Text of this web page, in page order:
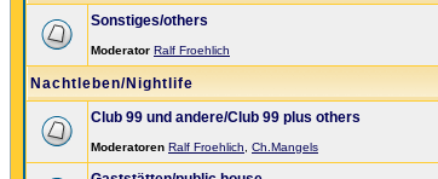
Sonstiges/others
Moderator Ralf Froehlich
Nachtleben/Nightlife
Club 99 und andere/Club 99 plus others
Moderatoren Ralf Froehlich Ch.Mangels